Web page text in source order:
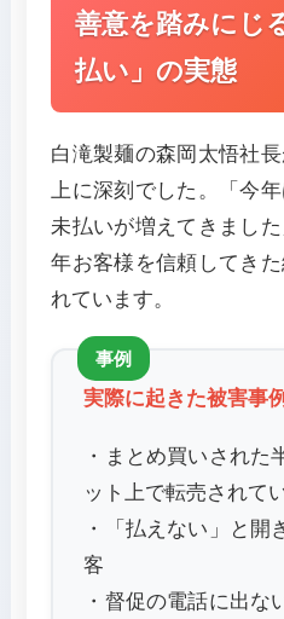
善意を踏みにじ
払い」の実態
白滝製麺の森岡太悟社
上に深刻でした。「今
未払いが増えてきまし
年お客様を信頼してき
れています。
実際に起きた被害事
・まとめ買いされた
ット上で転売されて
・「払えない」と開
客
・督促の電話に出な